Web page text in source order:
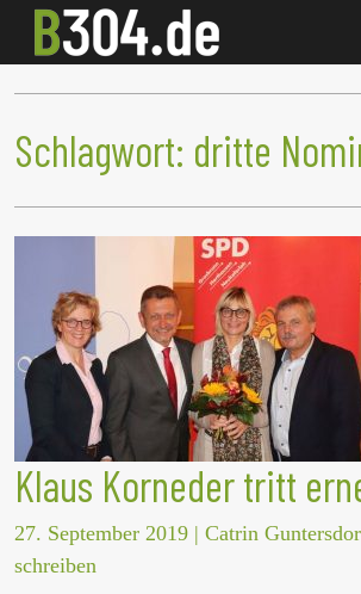
Schlagwort: dritte
Klaus Korneder tritt
27. September 2019 | Catrin
schreiben